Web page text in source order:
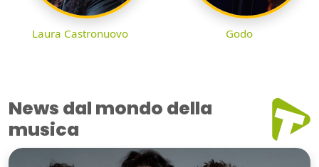
Laura Castronuovo Godo
News dal mondo della
musica